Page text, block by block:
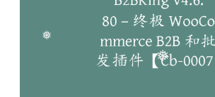
❅ ❅